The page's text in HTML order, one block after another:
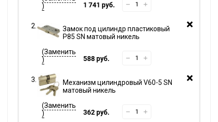
1 741 руб.
Замок под цилиндр пластиковый
P85 SN матовый никель
588 руб.
Механизм цилиндровый V60-5 SN
матовый никель
362 руб.